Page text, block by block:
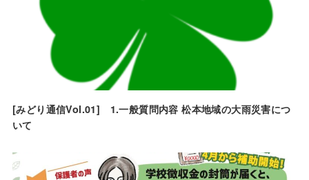
[みどり通信Vol.01] 1.一般質問内容 松本地域の大雨災害につ
いて